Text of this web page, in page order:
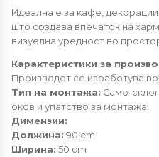
Идеална е за кафе,
што создава впечаток на
визуелна уредност во
Карактеристики за
Производот се изработува во
Тип на монтажа: Само-
оков и упатство за монтажа.
Димензии:
Должина: 90 cm
Ширина: 50 cm